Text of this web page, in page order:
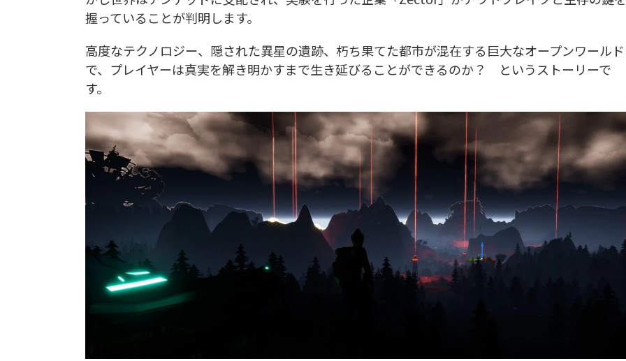
握っていることが判明します。
高度なテクノロジー、隠された異星の遺跡、朽ち果てた都市が混在する巨大なオープンワールド
で、プレイヤーは真実を解き明かすまで生き延びることができるのか？ というストーリーで
す。